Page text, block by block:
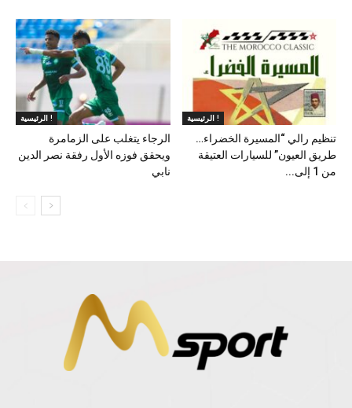
الرئيسية !
الرجاء يتغلب على الزمامرة
ويحقق فوزه الأول رفقة نصر الدين
نابي
الرئيسية !
تنظيم رالي “المسيرة الخضراء…
طريق العيون” للسيارات العتيقة
من 1 إلى...